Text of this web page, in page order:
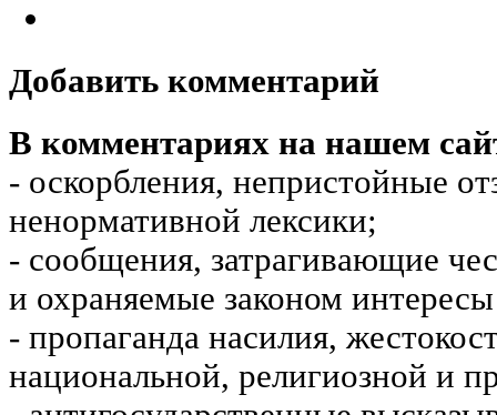
Добавить комментарий
В комментариях на нашем
- оскорбления, непристойные
ненормативной лексики;
- сообщения, затрагивающие
и охраняемые законом
- пропаганда насилия,
национальной, религиозной и